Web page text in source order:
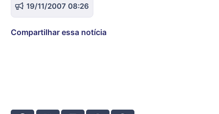
19/11/2007 08:26
Compartilhar essa notícia